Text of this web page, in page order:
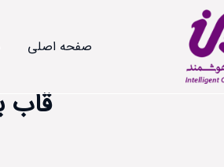
صفحه اصلی